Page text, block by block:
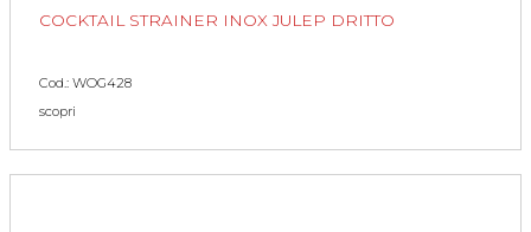
COCKTAIL STRAINER INOX JULEP DRITTO
Cod.: WOG428
scopri